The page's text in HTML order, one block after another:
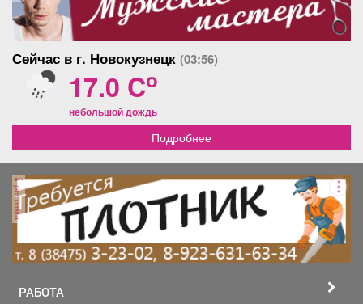
Сейчас в г. Новокузнецк (03:56)
17.0 Co
небольшой дождь
Подробнее
реклама
РАБОТА